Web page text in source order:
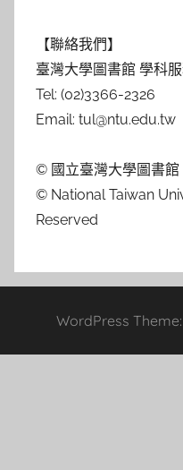
【聯絡我們】
臺灣大學圖書館 學科
Tel: (02)3366-2326
Email: tul@ntu.edu.tw
© 國立臺灣大學圖書館
© National Taiwan
Reserved
WordPress